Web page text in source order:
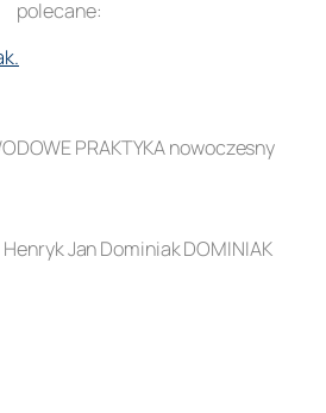
polecane:
PRAKTYKA nowoczesny
Henryk Jan Dominiak DOMINIAK